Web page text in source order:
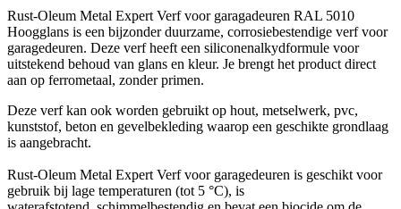
Rust-Oleum Metal Expert Verf voor garagadeuren RAL 5010
Hoogglans is een bijzonder duurzame, corrosiebestendige verf voor
garagedeuren. Deze verf heeft een siliconenalkydformule voor
uitstekend behoud van glans en kleur. Je brengt het product direct
aan op ferrometaal, zonder primen.
Deze verf kan ook worden gebruikt op hout, metselwerk, pvc,
kunststof, beton en gevelbekleding waarop een geschikte grondlaag
is aangebracht.
Rust-Oleum Metal Expert Verf voor garagedeuren is geschikt voor
gebruik bij lage temperaturen (tot 5 °C), is